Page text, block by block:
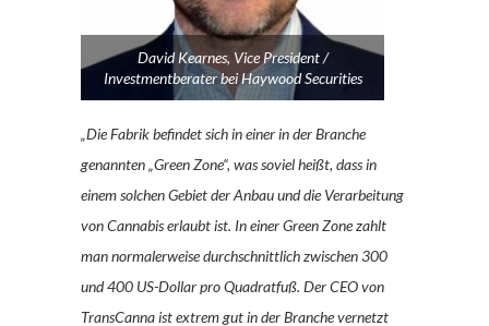
David Kearnes, Vice President /
Investmentberater bei Haywood Securities
„Die Fabrik befindet sich in einer in der Branche
genannten „Green Zone“, was soviel heißt, dass in
einem solchen Gebiet der Anbau und die Verarbeitung
von Cannabis erlaubt ist. In einer Green Zone zahlt
man normalerweise durchschnittlich zwischen 300
und 400 US-Dollar pro Quadratfuß. Der CEO von
TransCanna ist extrem gut in der Branche vernetzt